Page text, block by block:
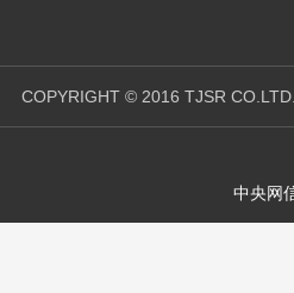
COPYRIGHT © 2016 TJSR
中央网